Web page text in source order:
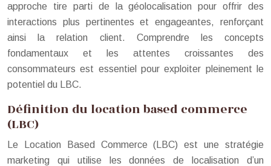
approche tire parti de la géolocalisation pour offrir des
interactions plus pertinentes et engageantes, renforçant
ainsi la relation client. Comprendre les concepts
fondamentaux et les attentes croissantes des
consommateurs est essentiel pour exploiter pleinement le
potentiel du LBC.
Définition du location based commerce
(LBC)
Le Location Based Commerce (LBC) est une stratégie
marketing qui utilise les données de localisation d’un